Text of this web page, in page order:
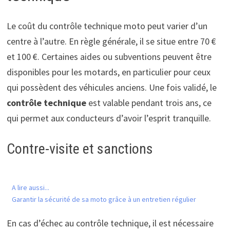
Le coût du contrôle technique moto peut varier d’un
centre à l’autre. En règle générale, il se situe entre 70 €
et 100 €. Certaines aides ou subventions peuvent être
disponibles pour les motards, en particulier pour ceux
qui possèdent des véhicules anciens. Une fois validé, le
contrôle techniqueest valable pendant trois ans, ce
qui permet aux conducteurs d’avoir l’esprit tranquille.
Contre-visite et sanctions
A lire aussi...
Garantir la sécurité de sa moto grâce à un entretien régulier
En cas d’échec au contrôle technique, il est nécessaire